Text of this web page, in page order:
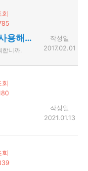
회
[공지사항] 서로서로 좋은 말만 사용해주세요.
합니까.
작성일
2017.02.01
회
작성일
2021.01.13
회